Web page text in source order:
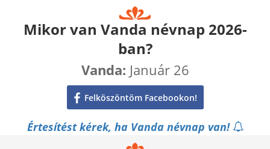
Mikor van Vanda névnap 2026-
ban?
Vanda: Január 26
Felköszöntöm Facebookon!
Értesítést kérek, ha Vanda névnap van!